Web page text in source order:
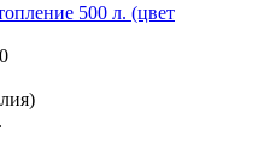
500 л. (цвет